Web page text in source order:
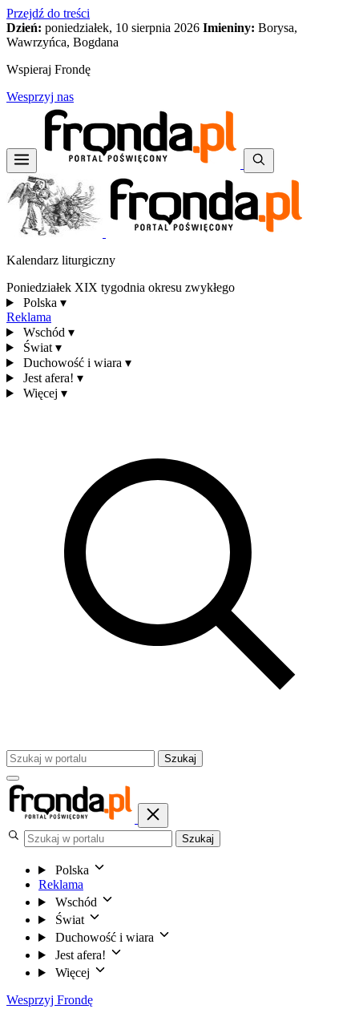
Przejdź do treści
Dzień: poniedziałek, 10 sierpnia 2026 Imieniny: Borysa,
Wawrzyńca, Bogdana
Wspieraj Frondę
Wesprzyj nas
Kalendarz liturgiczny
Poniedziałek XIX tygodnia okresu zwykłego
Polska ▾
Reklama
Wschód ▾
Świat ▾
Duchowość i wiara ▾
Jest afera! ▾
Więcej ▾
Szukaj
Szukaj
Polska
Reklama
Wschód
Świat
Duchowość i wiara
Jest afera!
Więcej
Wesprzyj Frondę